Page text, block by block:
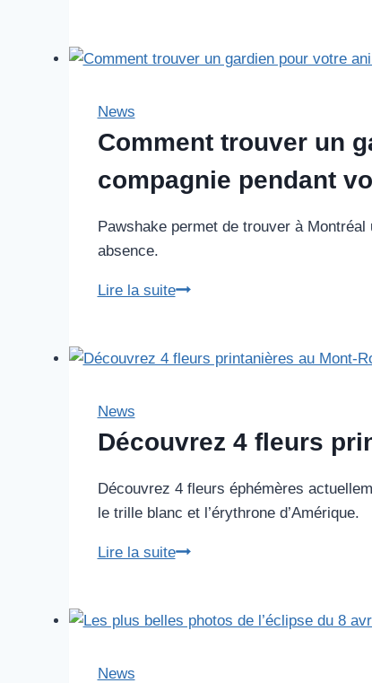
:
Bourse
News
Comment trouver un
compagnie pendant
Pawshake permet de trouver à
absence.
Lire la suiteComment
gardien
animal
compagnie
pendant
absence
News
Découvrez 4 fleurs
Découvrez 4 fleurs éphémères
le trille blanc et l’érythrone d’Amérique.
Lire la suiteDécouvrez
printanières
News